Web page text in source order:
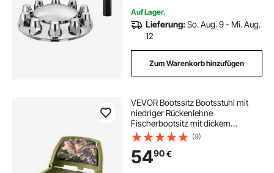
Auf Lager.
Lieferung:So. Aug. 9 - Mi. Aug.
12
Zum Warenkorb hinzufügen
VEVOR Bootssitz Bootsstuhl mit
niedriger Rückenlehne
Fischerbootsitz mit dickem
Schwammkissen & PU-
Polyestergewebe, hochklappbarer
Bootssitz für Fischerboote Yachten
Schiffe Tarnfarbe
(9)
5490€